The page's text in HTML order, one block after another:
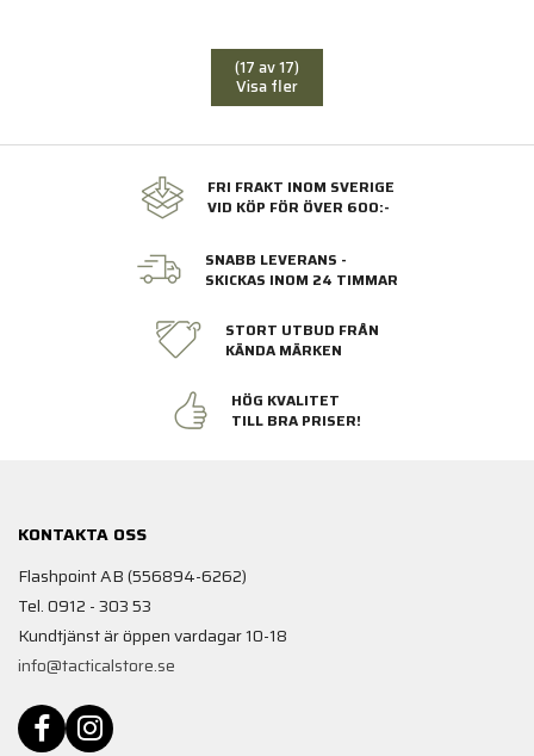
(17 av 17)
Visa fler
FRI FRAKT INOM SVERIGE
VID KÖP FÖR ÖVER 600:-
SNABB LEVERANS -
SKICKAS INOM 24 TIMMAR
STORT UTBUD FRÅN
KÄNDA MÄRKEN
HÖG KVALITET
TILL BRA PRISER!
KONTAKTA OSS
Flashpoint AB (556894-6262)
Tel. 0912 - 303 53
Kundtjänst är öppen vardagar 10-18
info@tacticalstore.se